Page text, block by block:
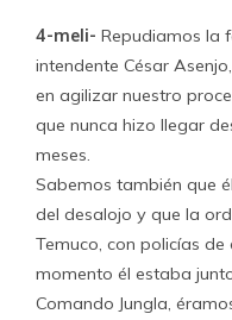
4-meli- Repudiamos la
intendente César
en agilizar nuestro
que nunca hizo llegar
meses.
Sabemos también que
del desalojo y que la
Temuco, con policías
momento él estaba
Comando Jungla,